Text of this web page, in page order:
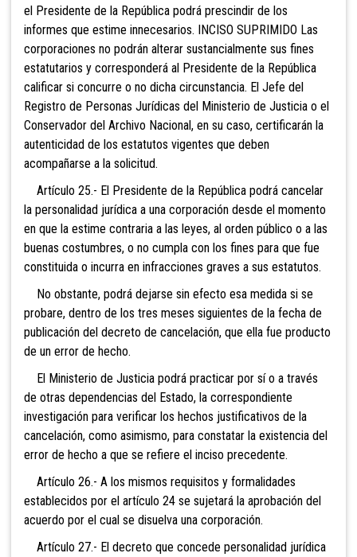
el Presidente de la República podrá prescindir de los
informes que estime innecesarios. INCISO SUPRIMIDO Las
corporaciones no podrán alterar sustancialmente sus fines
estatutarios y corresponderá al Presidente de la República
calificar si concurre o no dicha circunstancia. El Jefe del
Registro de Personas Jurídicas del Ministerio de Justicia o el
Conservador del Archivo Nacional, en su caso, certificarán la
autenticidad de los estatutos vigentes que deben
acompañarse a la solicitud.
Artículo 25.- El Presidente de la República podrá cancelar
la personalidad jurídica a una corporación desde el momento
en que la estime contraria a las leyes, al orden público o a las
buenas costumbres, o no cumpla con los fines para que fue
constituida o incurra en infracciones graves a sus estatutos.
No obstante, podrá dejarse sin efecto esa medida si se
probare, dentro de los tres meses siguientes de la fecha de
publicación del decreto de cancelación, que ella fue producto
de un error de hecho.
El Ministerio de Justicia podrá practicar por sí o a través
de otras dependencias del Estado, la correspondiente
investigación para verificar los hechos justificativos de la
cancelación, como asimismo, para constatar la existencia del
error de hecho a que se refiere el inciso precedente.
Artículo 26.- A los mismos requisitos y formalidades
establecidos por el artículo 24 se sujetará la aprobación del
acuerdo por el cual se disuelva una corporación.
Artículo 27.- El decreto que concede personalidad jurídica